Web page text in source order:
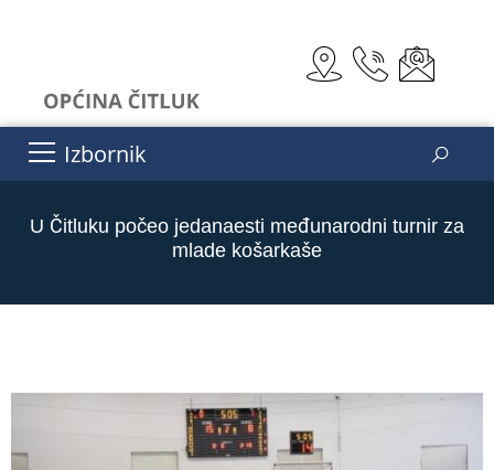
Izbornik
U Čitluku počeo jedanaesti međunarodni turnir za
mlade košarkaše